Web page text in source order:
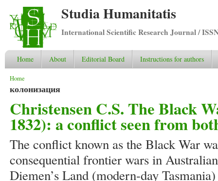
Studia Humanitatis
International Scientific Research Journal /
Home About Editorial Board Instructions for authors
You are here
Home
колонизация
Christensen C.S. The Black
1832): a conflict seen from
The conflict known as the Black War
consequential frontier wars in
Diemen’s Land (modern-day